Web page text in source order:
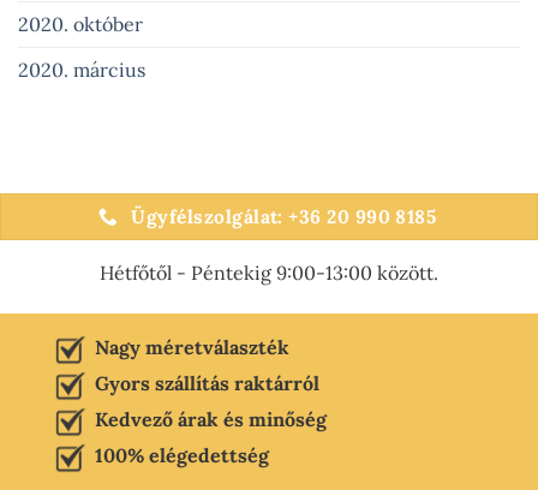
2020. október
2020. március
Ügyfélszolgálat: +36 20 990 8185
Hétfőtől - Péntekig 9:00-13:00 között.
Nagy méretválaszték
Gyors szállítás raktárról
Kedvező árak és minőség
100% elégedettség